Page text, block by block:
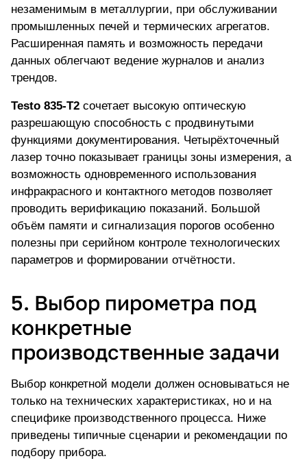
незаменимым в металлургии, при обслуживании
промышленных печей и термических агрегатов.
Расширенная память и возможность передачи
данных облегчают ведение журналов и анализ
трендов.
Testo 835-T2 сочетает высокую оптическую
разрешающую способность с продвинутыми
функциями документирования. Четырёхточечный
лазер точно показывает границы зоны измерения, а
возможность одновременного использования
инфракрасного и контактного методов позволяет
проводить верификацию показаний. Большой
объём памяти и сигнализация порогов особенно
полезны при серийном контроле технологических
параметров и формировании отчётности.
5. Выбор пирометра под
конкретные
производственные задачи
Выбор конкретной модели должен основываться не
только на технических характеристиках, но и на
специфике производственного процесса. Ниже
приведены типичные сценарии и рекомендации по
подбору прибора.